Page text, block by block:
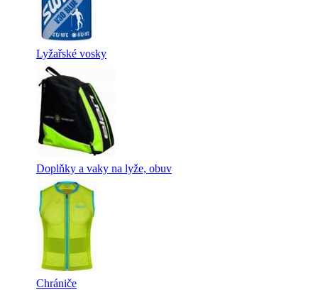
Lyžařské vosky
Doplňky a vaky na lyže, obuv
Chrániče